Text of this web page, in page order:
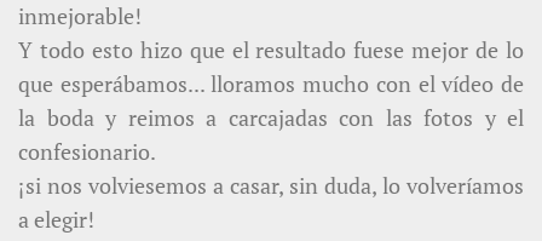
inmejorable!
Y todo esto hizo que el resultado fuese mejor de lo
que esperábamos... lloramos mucho con el vídeo de
la boda y reimos a carcajadas con las fotos y el
confesionario.
¡si nos volviesemos a casar, sin duda, lo volveríamos
a elegir!